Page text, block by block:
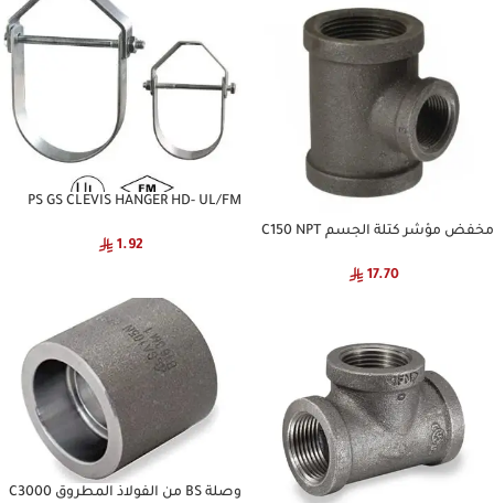
مخفض مؤشر كتلة الجسم C150 NPT
17.70
PS GS CLEVIS HANGER HD- UL/FM
1.92
وصلة BS من الفولاذ المطروق C3000